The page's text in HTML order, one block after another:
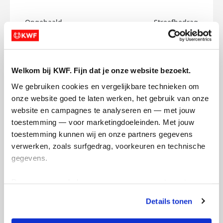
Welkom bij KWF. Fijn dat je onze website bezoekt.
We gebruiken cookies en vergelijkbare technieken om
onze website goed te laten werken, het gebruik van onze
website en campagnes te analyseren en — met jouw
toestemming — voor marketingdoeleinden. Met jouw
toestemming kunnen wij en onze partners gegevens
verwerken, zoals surfgedrag, voorkeuren en technische
gegevens.
tonen. Je kunt je toestemming op elk moment wijzigen of
intrekken via Cookie instellingen onderaan de pagina. De
Details tonen
Opgehaald
€0
Streefbedrag
€150
Filippa's badges